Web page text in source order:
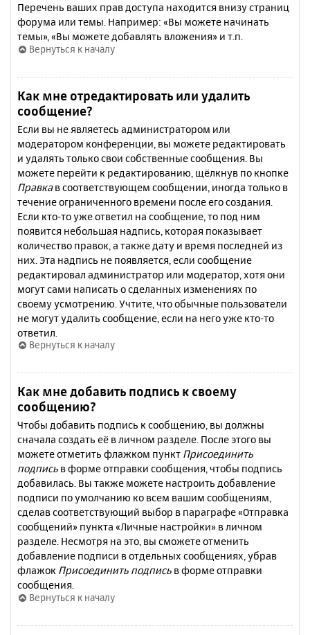
Перечень ваших прав доступа находится внизу страниц
форума или темы. Например: «Вы можете начинать
темы», «Вы можете добавлять вложения» и т.п.
Вернуться к началу
Как мне отредактировать или удалить
сообщение?
Если вы не являетесь администратором или
модератором конференции, вы можете редактировать
и удалять только свои собственные сообщения. Вы
можете перейти к редактированию, щёлкнув по кнопке
Правкав соответствующем сообщении, иногда только в
течение ограниченного времени после его создания.
Если кто-то уже ответил на сообщение, то под ним
появится небольшая надпись, которая показывает
количество правок, а также дату и время последней из
них. Эта надпись не появляется, если сообщение
редактировал администратор или модератор, хотя они
могут сами написать о сделанных изменениях по
своему усмотрению. Учтите, что обычные пользователи
не могут удалить сообщение, если на него уже кто-то
ответил.
Вернуться к началу
Как мне добавить подпись к своему
сообщению?
Чтобы добавить подпись к сообщению, вы должны
сначала создать её в личном разделе. После этого вы
можете отметить флажком пункт Присоединить
подпись в форме отправки сообщения, чтобы подпись
добавилась. Вы также можете настроить добавление
подписи по умолчанию ко всем вашим сообщениям,
сделав соответствующий выбор в параграфе «Отправка
сообщений» пункта «Личные настройки» в личном
разделе. Несмотря на это, вы сможете отменить
добавление подписи в отдельных сообщениях, убрав
флажок Присоединить подпись в форме отправки
сообщения.
Вернуться к началу